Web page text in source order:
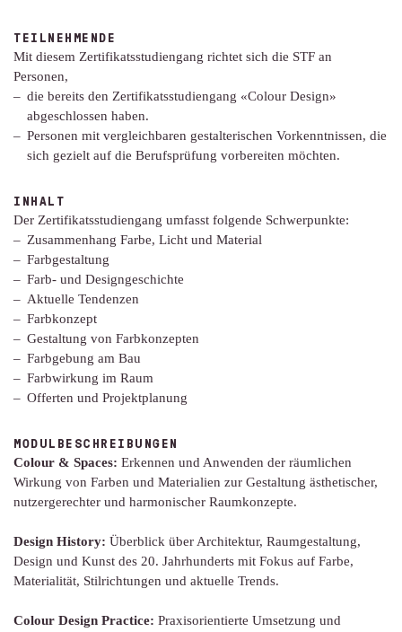
TEILNEHMENDE
Mit diesem Zertifikatsstudiengang richtet sich die STF an
Personen,
die bereits den Zertifikatsstudiengang «Colour Design»
abgeschlossen haben.
Personen mit vergleichbaren gestalterischen Vorkenntnissen, die
sich gezielt auf die Berufsprüfung vorbereiten möchten.
INHALT
Der Zertifikatsstudiengang umfasst folgende Schwerpunkte:
Zusammenhang Farbe, Licht und Material
Farbgestaltung
Farb- und Designgeschichte
Aktuelle Tendenzen
Farbkonzept
Gestaltung von Farbkonzepten
Farbgebung am Bau
Farbwirkung im Raum
Offerten und Projektplanung
MODULBESCHREIBUNGEN
Colour & Spaces: Erkennen und Anwenden der räumlichen
Wirkung von Farben und Materialien zur Gestaltung ästhetischer,
nutzergerechter und harmonischer Raumkonzepte.
Design History: Überblick über Architektur, Raumgestaltung,
Design und Kunst des 20. Jahrhunderts mit Fokus auf Farbe,
Materialität, Stilrichtungen und aktuelle Trends.
Colour Design Practice: Praxisorientierte Umsetzung und